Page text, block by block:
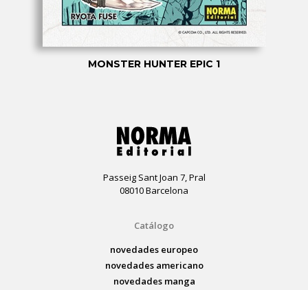
MONSTER HUNTER EPIC 1
Passeig Sant Joan 7, Pral
08010 Barcelona
Catálogo
novedades europeo
novedades americano
novedades manga